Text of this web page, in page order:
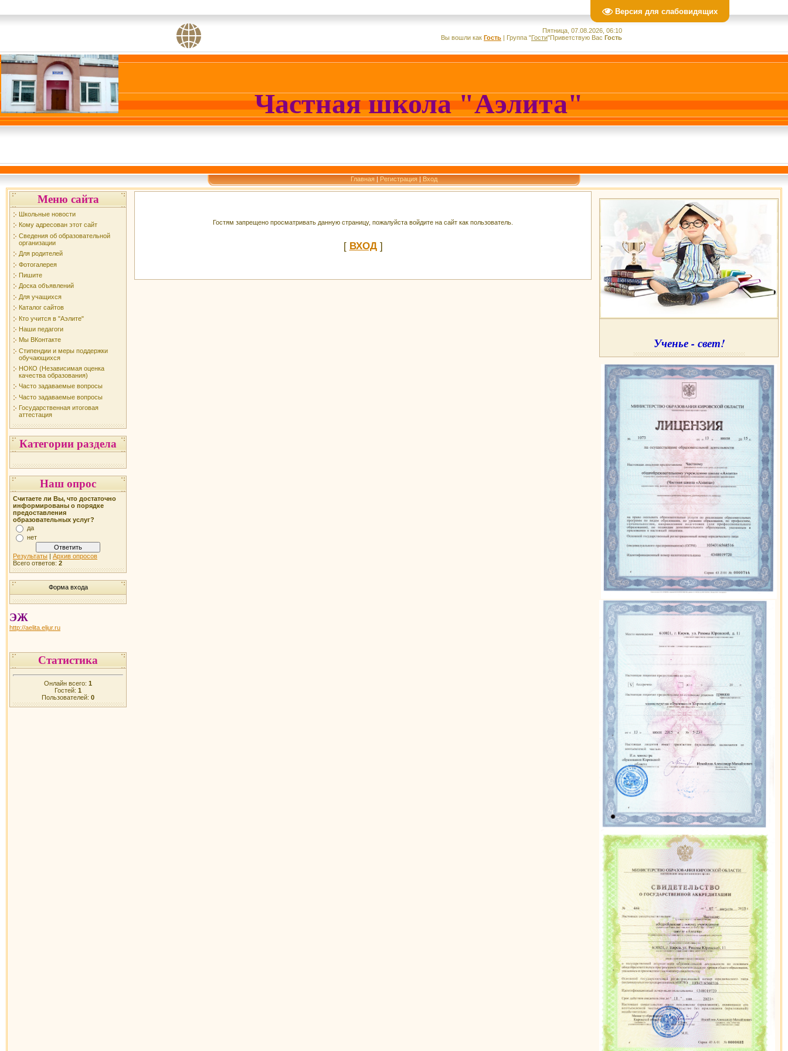
Версия для слабовидящих
Пятница, 07.08.2026, 06:10
Вы вошли как Гость | Группа "Гости"Приветствую Вас Гость
Частная школа "Аэлита"
Главная | Регистрация | Вход
Меню сайта
Школьные новости
Кому адресован этот сайт
Сведения об образовательной
организации
Для родителей
Фотогалерея
Пишите
Доска объявлений
Для учащихся
Каталог сайтов
Кто учится в "Аэлите"
Наши педагоги
Мы ВКонтакте
Стипендии и меры поддержки
обучающихся
НОКО (Независимая оценка
качества образования)
Часто задаваемые вопросы
Часто задаваемые вопросы
Государственная итоговая
аттестация
Категории раздела
Наш опрос
Считаете ли Вы, что достаточно
информированы о порядке
предоставления
образовательных услуг?
да
нет
Результаты | Архив опросов
Всего ответов: 2
Форма входа
ЭЖ
http://aelita.eljur.ru
Статистика
Онлайн всего: 1
Гостей: 1
Пользователей: 0
Гостям запрещено просматривать данную страницу, пожалуйста войдите на сайт как пользователь.
[ ВХОД]
Ученье - свет!